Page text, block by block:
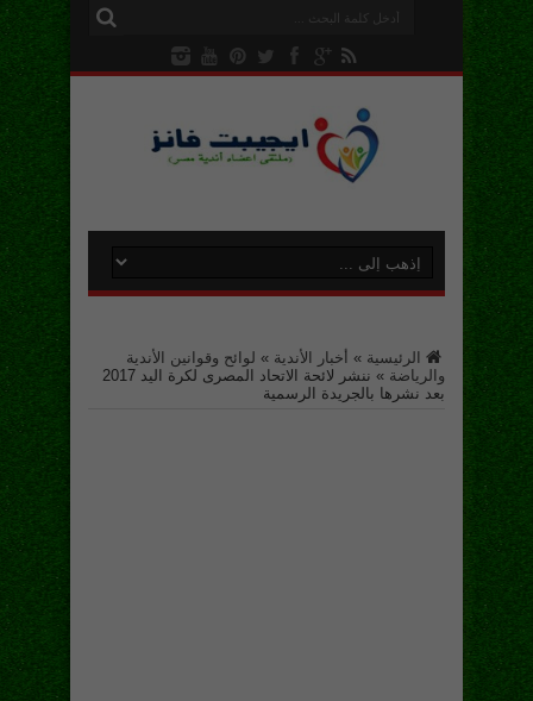
الرئيسية » أخبار الأندية » لوائح وقوانين الأندية
والرياضة »
ننشر لائحة الاتحاد المصرى لكرة اليد 2017
بعد نشرها بالجريدة الرسمية